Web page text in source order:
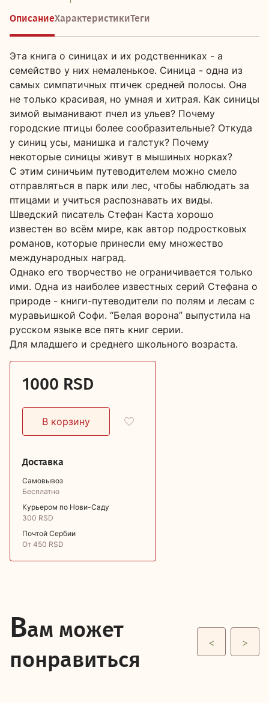
ОписаниеХарактеристикиТеги
Эта книга о синицах и их родственниках - а
семейство у них немаленькое. Синица - одна из
самых симпатичных птичек средней полосы. Она
не только красивая, но умная и хитрая. Как синицы
зимой выманивают пчел из ульев? Почему
городские птицы более сообразительные? Откуда
у синиц усы, манишка и галстук? Почему
некоторые синицы живут в мышиных норках?
С этим синичьим путеводителем можно смело
отправляться в парк или лес, чтобы наблюдать за
птицами и учиться распознавать их виды.
Шведский писатель Стефан Каста хорошо
известен во всём мире, как автор подростковых
романов, которые принесли ему множество
международных наград.
Однако его творчество не ограничивается только
ими. Одна из наиболее известных серий Стефана о
природе - книги-путеводители по полям и лесам с
муравьишкой Софи. “Белая ворона” выпустила на
русском языке все пять книг серии.
Для младшего и среднего школьного возраста.
1000 RSD
Доставка
Самовывоз
Бесплатно
Курьером по Нови-Саду
300 RSD
Почтой Сербии
От 450 RSD
Вам может
понравиться
< >